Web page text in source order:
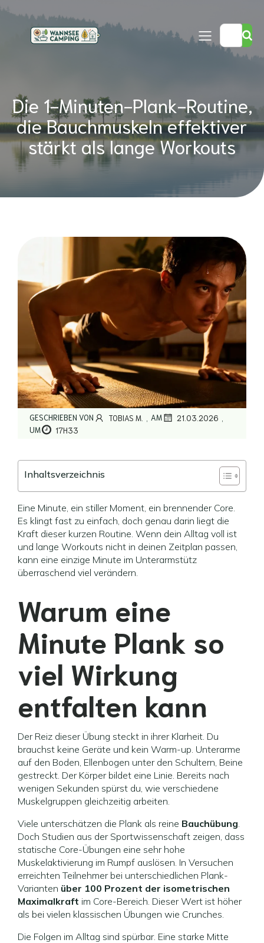
Die 1-Minuten-Plank-Routine,
die Bauchmuskeln effektiver
stärkt als lange Workouts
GESCHRIEBEN VON TOBIAS M. , AM 21.03.2026 ,
UM 17H33
Inhaltsverzeichnis
Eine Minute, ein stiller Moment, ein brennender Core.
Es klingt fast zu einfach, doch genau darin liegt die
Kraft dieser kurzen Routine. Wenn dein Alltag voll ist
und lange Workouts nicht in deinen Zeitplan passen,
kann eine einzige Minute im Unterarmstütz
überraschend viel verändern.
Warum eine
Minute Plank so
viel Wirkung
entfalten kann
Der Reiz dieser Übung steckt in ihrer Klarheit. Du
brauchst keine Geräte und kein Warm-up. Unterarme
auf den Boden, Ellenbogen unter den Schultern, Beine
gestreckt. Der Körper bildet eine Linie. Bereits nach
wenigen Sekunden spürst du, wie verschiedene
Muskelgruppen gleichzeitig arbeiten.
Viele unterschätzen die Plank als reine Bauchübung.
Doch Studien aus der Sportwissenschaft zeigen, dass
statische Core-Übungen eine sehr hohe
Muskelaktivierung im Rumpf auslösen. In Versuchen
erreichten Teilnehmer bei unterschiedlichen Plank-
Varianten über 100 Prozent der isometrischen
Maximalkraft im Core-Bereich. Dieser Wert ist höher
als bei vielen klassischen Übungen wie Crunches.
Die Folgen im Alltag sind spürbar. Eine starke Mitte